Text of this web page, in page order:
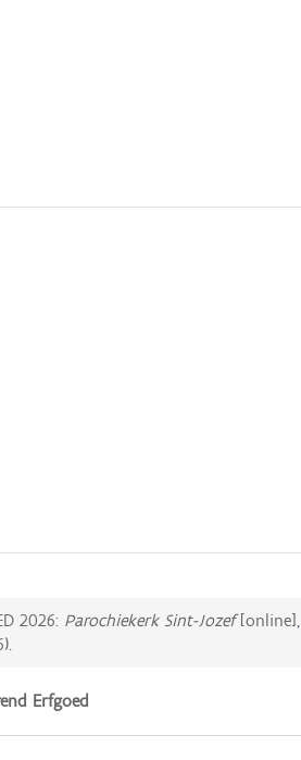
2026: Parochiekerk Sint-Jozef[online],
).
Erfgoed